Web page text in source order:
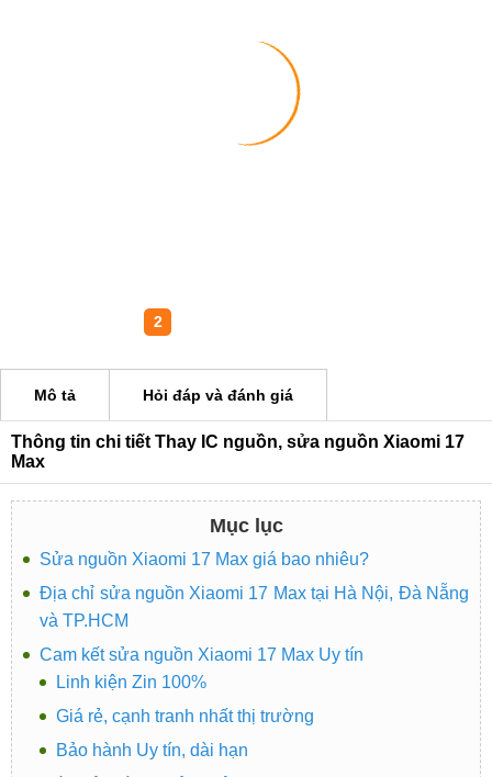
2
Mô tả Hỏi đáp và đánh giá
Thông tin chi tiết Thay IC nguồn, sửa nguồn Xiaomi 17
Max
Mục lục
Sửa nguồn Xiaomi 17 Max giá bao nhiêu?
Địa chỉ sửa nguồn Xiaomi 17 Max tại Hà Nội, Đà Nẵng
và TP.HCM
Cam kết sửa nguồn Xiaomi 17 Max Uy tín
Linh kiện Zin 100%
Giá rẻ, cạnh tranh nhất thị trường
Bảo hành Uy tín, dài hạn